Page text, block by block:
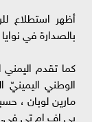
أظهر استطلاع
بالصدارة في
كما تقدم
الوطني اليمينيّ
مارين لوبان ،
بى إف إم تي في.